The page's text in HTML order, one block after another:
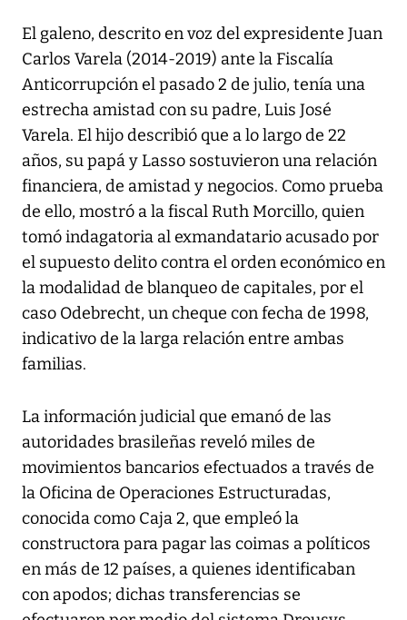
El galeno, descrito en voz del expresidente Juan
Carlos Varela (2014-2019) ante la Fiscalía
Anticorrupción el pasado 2 de julio, tenía una
estrecha amistad con su padre, Luis José
Varela. El hijo describió que a lo largo de 22
años, su papá y Lasso sostuvieron una relación
financiera, de amistad y negocios. Como prueba
de ello, mostró a la fiscal Ruth Morcillo, quien
tomó indagatoria al exmandatario acusado por
el supuesto delito contra el orden económico en
la modalidad de blanqueo de capitales, por el
caso Odebrecht, un cheque con fecha de 1998,
indicativo de la larga relación entre ambas
familias.
La información judicial que emanó de las
autoridades brasileñas reveló miles de
movimientos bancarios efectuados a través de
la Oficina de Operaciones Estructuradas,
conocida como Caja 2, que empleó la
constructora para pagar las coimas a políticos
en más de 12 países, a quienes identificaban
con apodos; dichas transferencias se